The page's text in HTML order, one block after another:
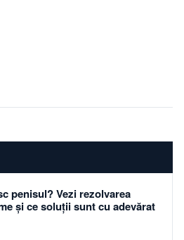
penisul? Vezi rezolvarea
și ce soluții sunt cu adevărat